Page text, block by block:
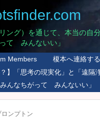
ング）を通じて、本当の
て みんないい」
Members
榎本へ連絡す
】「思考の現実化」と「遠隔
んなちがって みんないい」
ロンプトン